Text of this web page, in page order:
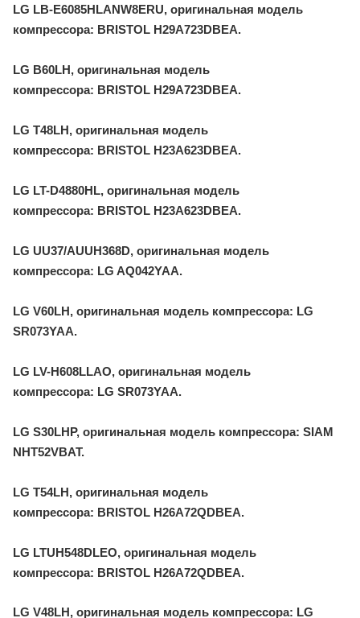
LG LB-E6085HLANW8ERU, оригинальная модель
компрессора: BRISTOL H29A723DBEA.
LG B60LH, оригинальная модель
компрессора: BRISTOL H29A723DBEA.
LG T48LH, оригинальная модель
компрессора: BRISTOL H23A623DBEA.
LG LT-D4880HL, оригинальная модель
компрессора: BRISTOL H23A623DBEA.
LG UU37/AUUH368D, оригинальная модель
компрессора: LG AQ042YAA.
LG V60LH, оригинальная модель компрессора: LG
SR073YAA.
LG LV-H608LLAO, оригинальная модель
компрессора: LG SR073YAA.
LG S30LHP, оригинальная модель компрессора: SIAM
NHT52VBAT.
LG T54LH, оригинальная модель
компрессора: BRISTOL H26A72QDBEA.
LG LTUH548DLEO, оригинальная модель
компрессора: BRISTOL H26A72QDBEA.
LG V48LH, оригинальная модель компрессора: LG